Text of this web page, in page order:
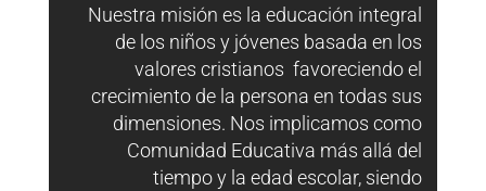
Nuestra misión es la educación integral
de los niños y jóvenes basada en los
valores cristianos favoreciendo el
crecimiento de la persona en todas sus
dimensiones. Nos implicamos como
Comunidad Educativa más allá del
tiempo y la edad escolar, siendo